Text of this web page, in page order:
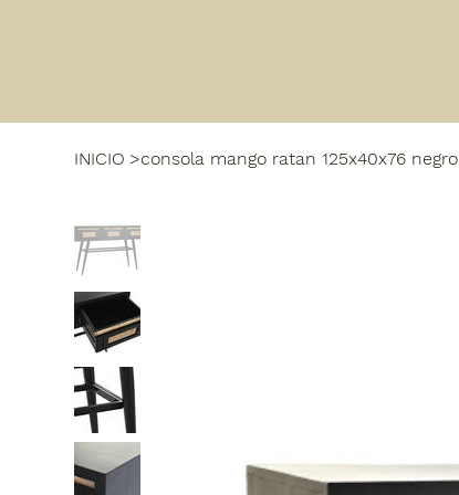
INICIO >consola mango ratan 125x40x76 negro